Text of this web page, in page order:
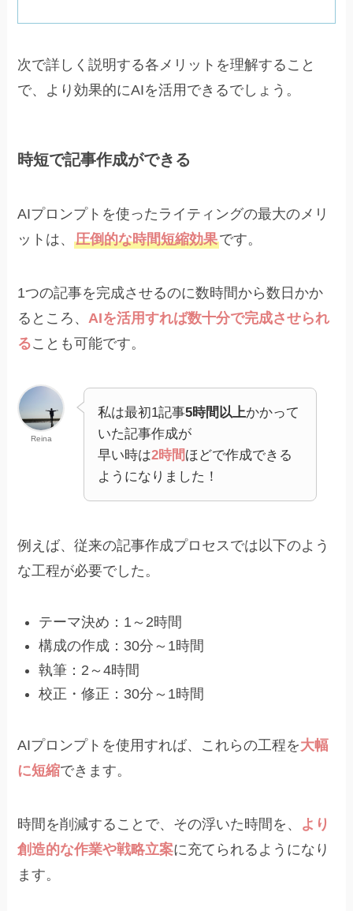
次で詳しく説明する各メリットを理解すること
で、より効果的にAIを活用できるでしょう。
時短で記事作成ができる
AIプロンプトを使ったライティングの最大のメリ
ットは、圧倒的な時間短縮効果です。
1つの記事を完成させるのに数時間から数日かか
るところ、AIを活用すれば数十分で完成させられ
ることも可能です。
Reina
私は最初1記事5時間以上かかって
いた記事作成が
早い時は2時間ほどで作成できる
ようになりました！
例えば、従来の記事作成プロセスでは以下のよう
な工程が必要でした。
テーマ決め：1～2時間
構成の作成：30分～1時間
執筆：2～4時間
校正・修正：30分～1時間
AIプロンプトを使用すれば、これらの工程を大幅
に短縮できます。
時間を削減することで、その浮いた時間を、 より
創造的な作業や戦略立案に充てられるようになり
ます。